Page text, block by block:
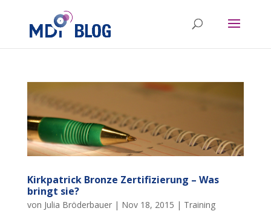
Kirkpatrick Bronze Zertifizierung – Was
bringt sie?
von Julia Bröderbauer| Nov 18, 2015 | Training